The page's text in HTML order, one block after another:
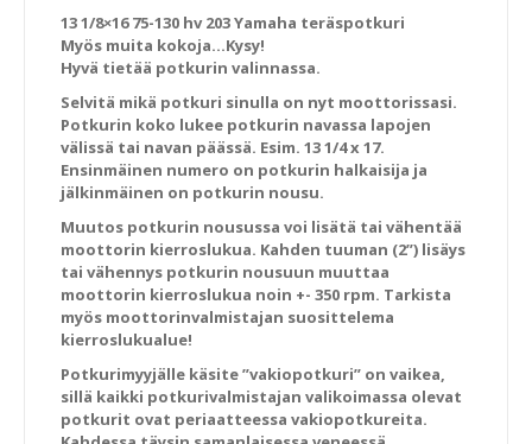
13 1/8×16 75-130 hv 203 Yamaha teräspotkuri
Myös muita kokoja…Kysy!
Hyvä tietää potkurin valinnassa.
Selvitä mikä potkuri sinulla on nyt moottorissasi.
Potkurin koko lukee potkurin navassa lapojen
välissä tai navan päässä. Esim. 13 1/4 x 17.
Ensinmäinen numero on potkurin halkaisija ja
jälkinmäinen on potkurin nousu.
Muutos potkurin nousussa voi lisätä tai vähentää
moottorin kierroslukua. Kahden tuuman (2”) lisäys
tai vähennys potkurin nousuun muuttaa
moottorin kierroslukua noin +- 350 rpm. Tarkista
myös moottorinvalmistajan suosittelema
kierroslukualue!
Potkurimyyjälle käsite ”vakiopotkuri” on vaikea,
sillä kaikki potkurivalmistajan valikoimassa olevat
potkurit ovat periaatteessa vakiopotkureita.